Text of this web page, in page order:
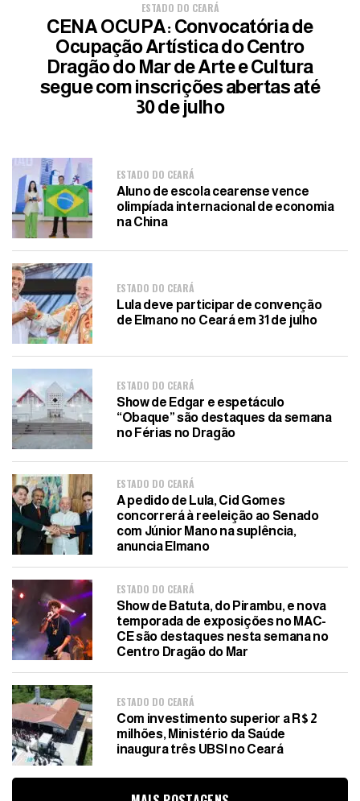
ESTADO DO CEARÁ
CENA OCUPA: Convocatória de
Ocupação Artística do Centro
Dragão do Mar de Arte e Cultura
segue com inscrições abertas até
30 de julho
ESTADO DO CEARÁ
Aluno de escola cearense vence
olimpíada internacional de economia
na China
ESTADO DO CEARÁ
Lula deve participar de convenção
de Elmano no Ceará em 31 de julho
ESTADO DO CEARÁ
Show de Edgar e espetáculo
“Obaque” são destaques da semana
no Férias no Dragão
ESTADO DO CEARÁ
A pedido de Lula, Cid Gomes
concorrerá à reeleição ao Senado
com Júnior Mano na suplência,
anuncia Elmano
ESTADO DO CEARÁ
Show de Batuta, do Pirambu, e nova
temporada de exposições no MAC-
CE são destaques nesta semana no
Centro Dragão do Mar
ESTADO DO CEARÁ
Com investimento superior a R$ 2
milhões, Ministério da Saúde
inaugura três UBSI no Ceará